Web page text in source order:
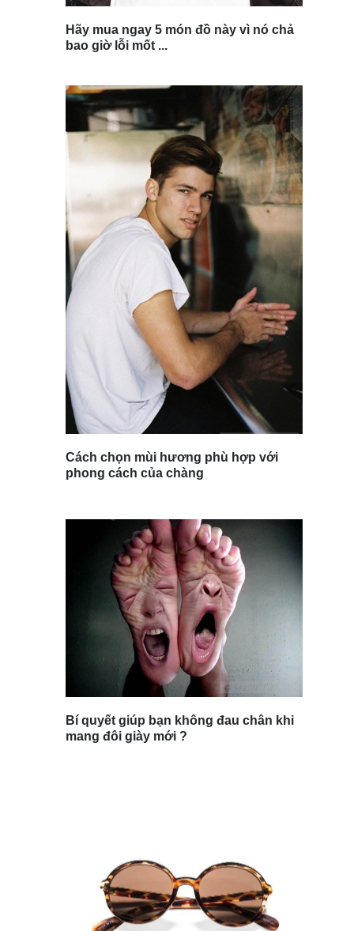
Hãy mua ngay 5 món đồ này vì nó chả
bao giờ lỗi mốt ...
Cách chọn mùi hương phù hợp với
phong cách của chàng
Bí quyết giúp bạn không đau chân khi
mang đôi giày mới ?